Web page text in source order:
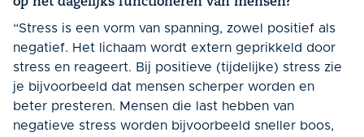
“Stress is een vorm van spanning, zowel positief als
negatief. Het lichaam wordt extern geprikkeld door
stress en reageert. Bij positieve (tijdelijke) stress zie
je bijvoorbeeld dat mensen scherper worden en
beter presteren. Mensen die last hebben van
negatieve stress worden bijvoorbeeld sneller boos,